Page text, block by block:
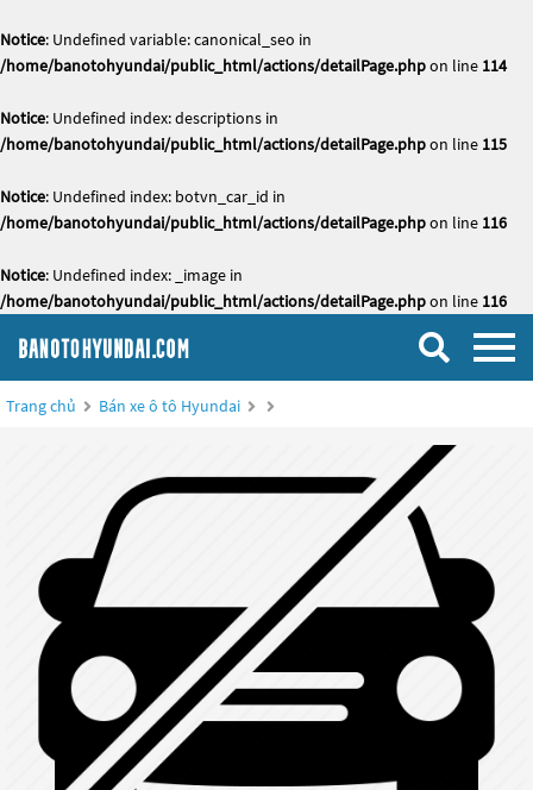
Notice: Undefined variable: canonical_seo in
/home/banotohyundai/public_html/actions/detailPage.phpon line 114
Notice: Undefined index: descriptions in
/home/banotohyundai/public_html/actions/detailPage.phpon line 115
Notice: Undefined index: botvn_car_id in
/home/banotohyundai/public_html/actions/detailPage.phpon line 116
Notice: Undefined index: _image in
/home/banotohyundai/public_html/actions/detailPage.phpon line 116
Trang chủ Bán xe ô tô Hyundai